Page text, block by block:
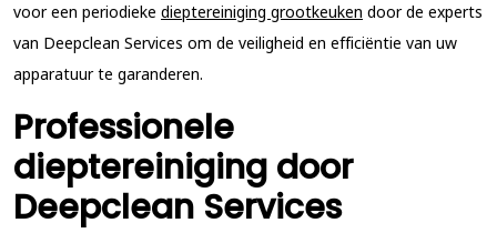
voor een periodieke dieptereiniging grootkeuken door de experts
van Deepclean Services om de veiligheid en efficiëntie van uw
apparatuur te garanderen.
Professionele
dieptereiniging door
Deepclean Services